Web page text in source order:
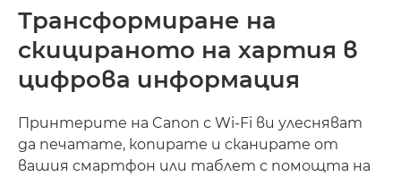
Трансформиране на
скицираното на хартия в
цифрова информация
Принтерите на Canon с Wi-Fi ви улесняват
да печатате, копирате и сканирате от
вашия смартфон или таблет с помощта на